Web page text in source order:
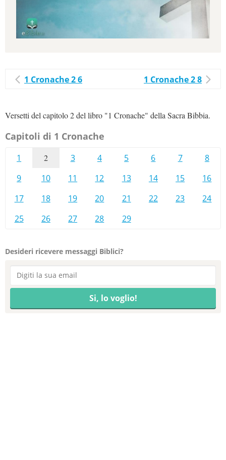
1 Cronache 2 6 1 Cronache 2 8
Versetti del capitolo 2 del libro "1 Cronache" della Sacra Bibbia.
Capitoli di 1 Cronache
1 2 3 4 5 6 7
8
9
10 11 12 13 14 15
16
17
18 19 20 21 22 23
24
25
26 27 28 29
Desideri ricevere messaggi Biblici?